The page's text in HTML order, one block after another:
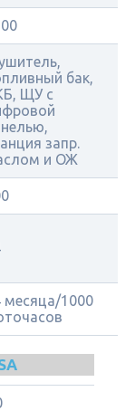
бак,
ЩУ с
запр.
и ОЖ
месяца/1000